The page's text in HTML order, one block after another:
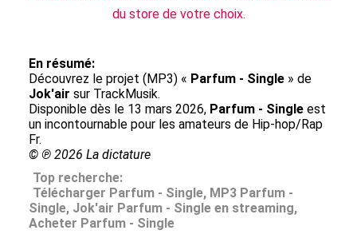
du store de votre choix.
En résumé:
Découvrez le projet (MP3) « Parfum - Single » de
Jok'air sur TrackMusik.
Disponible dès le 13 mars 2026, Parfum - Single est
un incontournable pour les amateurs de Hip-hop/Rap
Fr.
© ℗ 2026 La dictature
Top recherche:
Télécharger Parfum - Single, MP3 Parfum -
Single, Jok'air Parfum - Single en streaming,
Acheter Parfum - Single